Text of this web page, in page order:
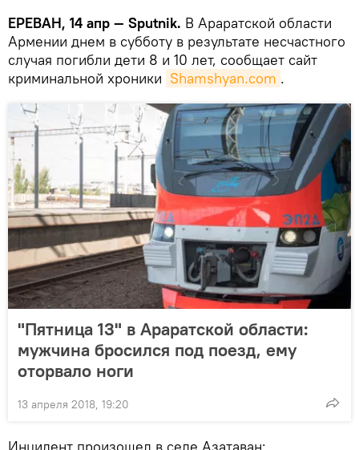
ЕРЕВАН, 14 апр — Sputnik. В Араратской области
Армении днем в субботу в результате несчастного
случая погибли дети 8 и 10 лет, сообщает сайт
криминальной хроники Shamshyan.com .
"Пятница 13" в Араратской области:
мужчина бросился под поезд, ему
оторвало ноги
13 апреля 2018, 19:20
Инцидент произошел в селе Азатаван: